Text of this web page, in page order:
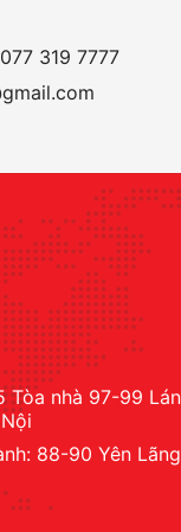
077 319 7777
Tòa nhà 97-99
88-90 Yên